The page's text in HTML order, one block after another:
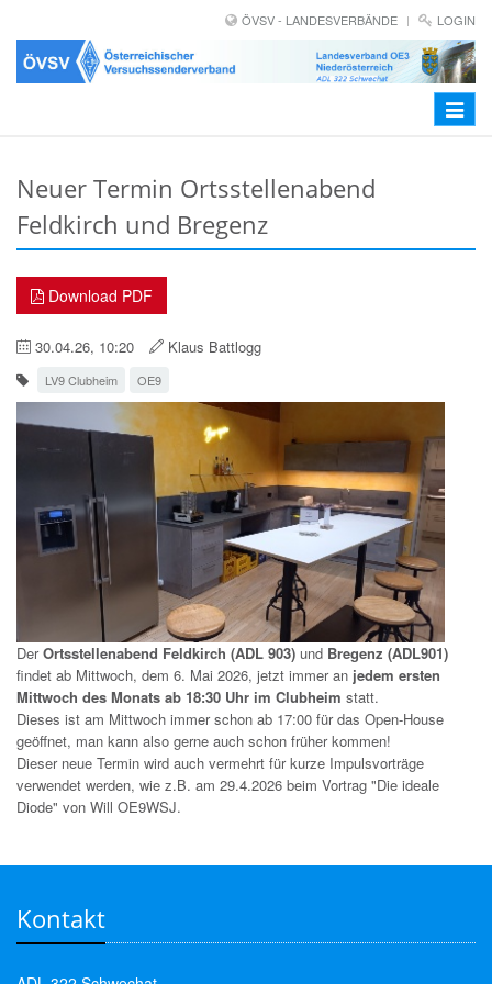
ÖVSV - LANDESVERBÄNDE LOGIN
Toggle
Neuer Termin Ortsstellenabend
Feldkirch und Bregenz
Download PDF
30.04.26, 10:20 Klaus Battlogg
LV9 Clubheim OE9
DerOrtsstellenabend Feldkirch (ADL 903) und Bregenz (ADL901)
findet ab Mittwoch, dem 6. Mai 2026, jetzt immer an jedem ersten
Mittwoch des Monats ab 18:30 Uhr im Clubheim statt.
Dieses ist am Mittwoch immer schon ab 17:00 für das Open-House
geöffnet, man kann also gerne auch schon früher kommen!
Dieser neue Termin wird auch vermehrt für kurze Impulsvorträge
verwendet werden, wie z.B. am 29.4.2026 beim Vortrag "Die ideale
Diode" von Will OE9WSJ.
Kontakt